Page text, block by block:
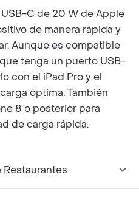
C de 20 W de Apple
de manera rápida y
Aunque es compatible
tenga un puerto USB-
con el iPad Pro y el
óptima. También
8 o posterior para
de carga rápida.
Restaurantes